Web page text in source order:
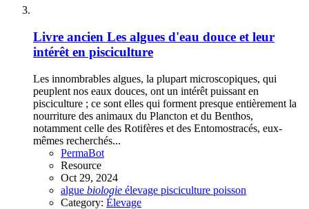
Livre ancien Les algues d'eau douce et leur
intérêt en pisciculture
Les innombrables algues, la plupart microscopiques, qui
peuplent nos eaux douces, ont un intérêt puissant en
pisciculture ; ce sont elles qui forment presque entièrement la
nourriture des animaux du Plancton et du Benthos,
notamment celle des Rotifères et des Entomostracés, eux-
mêmes recherchés...
PermaBot
Resource
Oct 29, 2024
algue biologie élevage pisciculture poisson
Category: Élevage